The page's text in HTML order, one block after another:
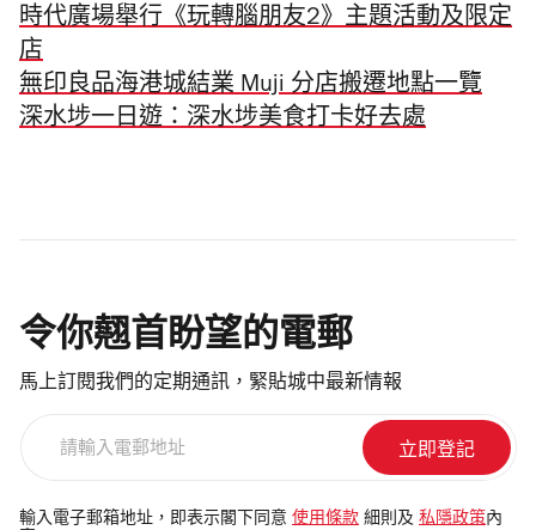
時代廣場舉行《玩轉腦朋友2》主題活動及限定
店
無印良品海港城結業 Muji 分店搬遷地點一覽
深水埗一日遊：深水埗美食打卡好去處
令你翹首盼望的電郵
馬上訂閱我們的定期通訊，緊貼城中最新情報
電
輸入電子郵箱地址，即表示閣下同意 使用條款 細則及 私隱政策 內